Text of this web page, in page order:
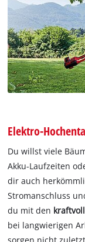
Elektro-
Du willst viele
Akku-Laufzeiten
dir auch
Stromanschluss
du mit den
bei langwierigen